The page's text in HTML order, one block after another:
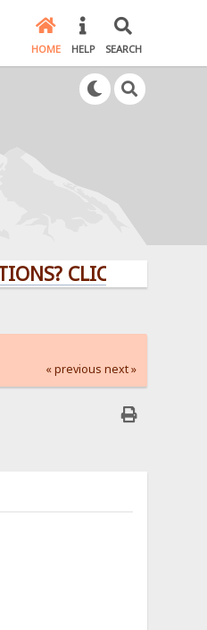
HOME HELP SEARCH
CLICK HERE!
« previous next »